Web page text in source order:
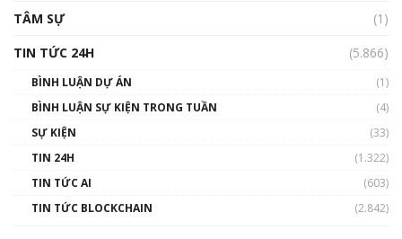
TÂM SỰ
(1)
TIN TỨC 24H
(5.866)
BÌNH LUẬN DỰ ÁN
(1)
BÌNH LUẬN SỰ KIỆN TRONG TUẦN
(4)
SỰ KIỆN
(33)
TIN 24H
(1.322)
TIN TỨC AI
(603)
TIN TỨC BLOCKCHAIN
(2.842)